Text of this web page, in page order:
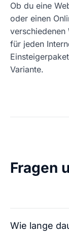
Ob du eine
oder einen
verschiedenen
für jeden
Variante.
Fragen
Wie lange